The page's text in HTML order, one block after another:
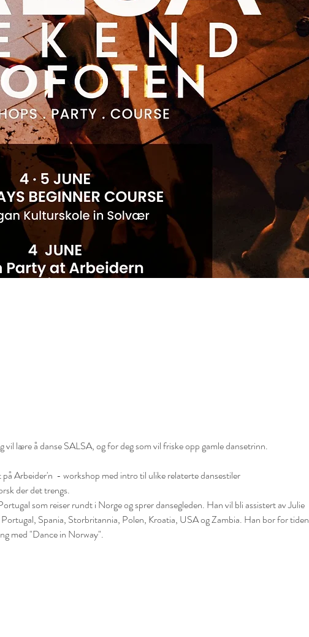
lære å danse SALSA, og for deg som vil friske opp gamle dansetrinn.
Arbeider'n  - workshop med intro til ulike relaterte dansestiler
der det trengs.
som reiser rundt i Norge og sprer dansegleden. Han vil bli assistert av Julie
Spania, Storbritannia, Polen, Kroatia, USA og Zambia. Han bor for tiden
med "Dance in Norway".